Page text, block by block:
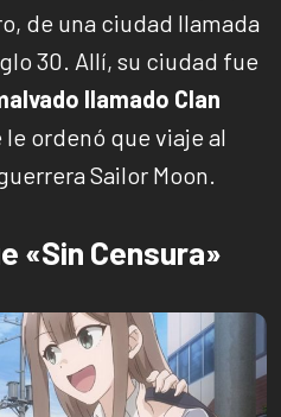
de una ciudad llamada
30. Allí, su ciudad fue
llamado Clan
le ordenó que viaje al
Sailor Moon.
«Sin Censura»